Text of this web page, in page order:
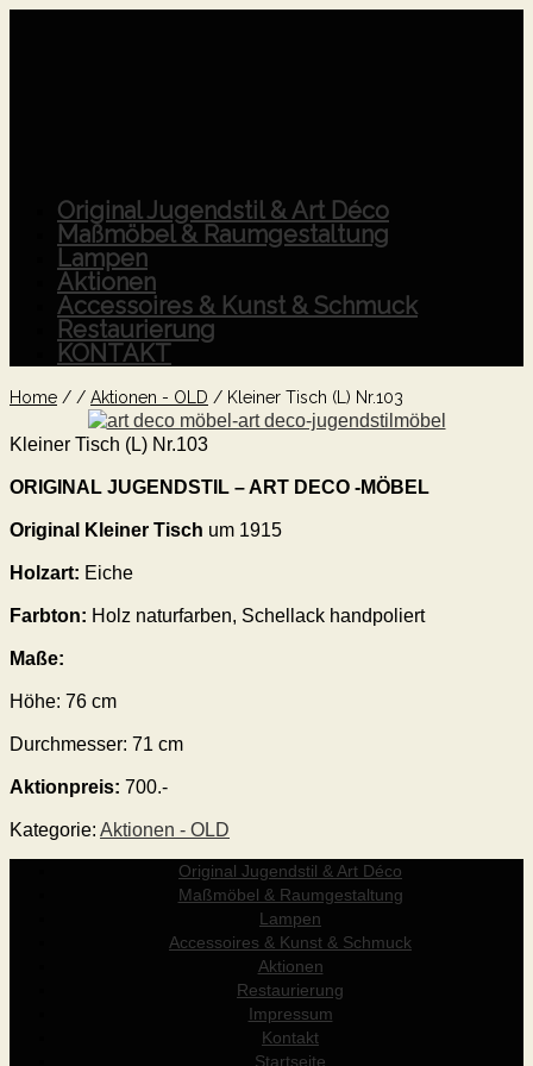
Original Jugendstil & Art Déco
Maßmöbel & Raumgestaltung
Lampen
Aktionen
Accessoires & Kunst & Schmuck
Restaurierung
KONTAKT
Home / / Aktionen - OLD / Kleiner Tisch (L) Nr.103
Kleiner Tisch (L) Nr.103
ORIGINAL JUGENDSTIL – ART DECO -MÖBEL
Original Kleiner Tisch um 1915
Holzart: Eiche
Farbton: Holz naturfarben, Schellack handpoliert
Maße:
Höhe: 76 cm
Durchmesser: 71 cm
Aktionpreis: 700.-
Kategorie: Aktionen - OLD
Original Jugendstil & Art Déco
Maßmöbel & Raumgestaltung
Lampen
Accessoires & Kunst & Schmuck
Aktionen
Restaurierung
Impressum
Kontakt
Startseite